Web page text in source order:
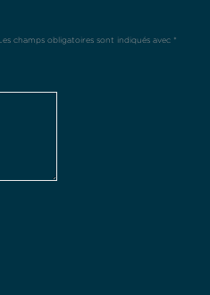
Les champs obligatoires sont indiqués avec *